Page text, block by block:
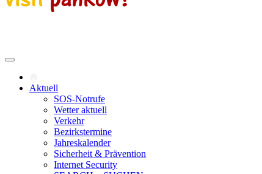
Aktuell
SOS-Notrufe
Wetter aktuell
Verkehr
Bezirkstermine
Jahreskalender
Sicherheit & Prävention
Internet Security